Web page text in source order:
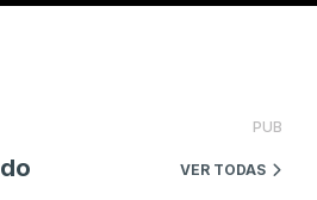
PUB
VER TODAS